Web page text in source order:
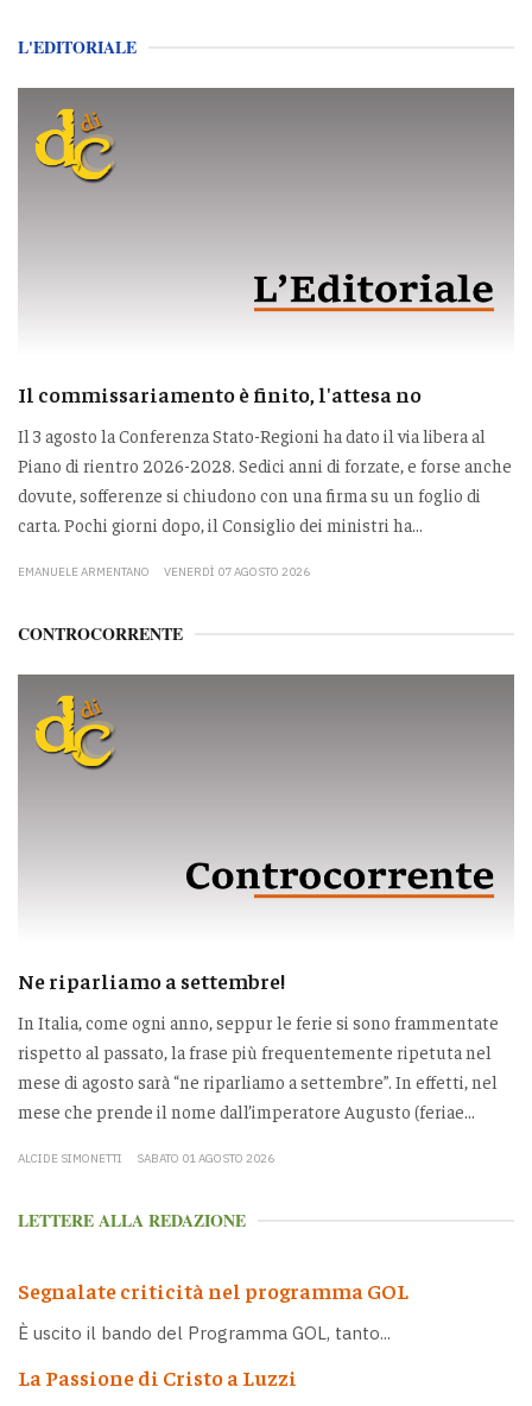
L'EDITORIALE
Il commissariamento è finito, l'attesa no
Il 3 agosto la Conferenza Stato-Regioni ha dato il via libera al
Piano di rientro 2026-2028. Sedici anni di forzate, e forse anche
dovute, sofferenze si chiudono con una firma su un foglio di
carta. Pochi giorni dopo, il Consiglio dei ministri ha...
EMANUELE ARMENTANO VENERDÌ 07 AGOSTO 2026
CONTROCORRENTE
Ne riparliamo a settembre!
In Italia, come ogni anno, seppur le ferie si sono frammentate
rispetto al passato, la frase più frequentemente ripetuta nel
mese di agosto sarà “ne riparliamo a settembre”. In effetti, nel
mese che prende il nome dall’imperatore Augusto (feriae...
ALCIDE SIMONETTI SABATO 01 AGOSTO 2026
LETTERE ALLA REDAZIONE
Segnalate criticità nel programma GOL
È uscito il bando del Programma GOL, tanto...
La Passione di Cristo a Luzzi